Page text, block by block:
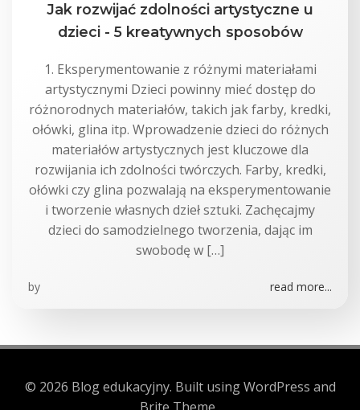
Jak rozwijać zdolności artystyczne u
dzieci - 5 kreatywnych sposobów
1. Eksperymentowanie z różnymi materiałami
artystycznymi Dzieci powinny mieć dostęp do
różnorodnych materiałów, takich jak farby, kredki,
ołówki, glina itp. Wprowadzenie dzieci do różnych
materiałów artystycznych jest kluczowe dla
rozwijania ich zdolności twórczych. Farby, kredki,
ołówki czy glina pozwalają na eksperymentowanie
i tworzenie własnych dzieł sztuki. Zachęcajmy
dzieci do samodzielnego tworzenia, dając im
swobodę w […]
by read more...
© 2026 Blog edukacyjny. Built using WordPress and